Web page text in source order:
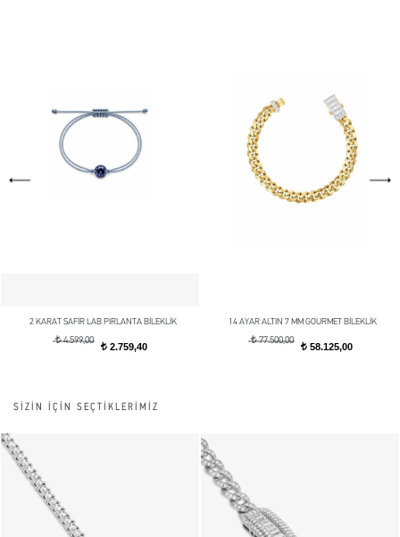
2 KARAT SAFİR LAB PIRLANTA BİLEKLİK
t4.599,00
t 2.759,40
14 AYAR ALTIN 7 MM GOURMET BİLEKLİK
t77.500,00
t58.125,00
SİZİN İÇİN SEÇTİKLERİMİZ